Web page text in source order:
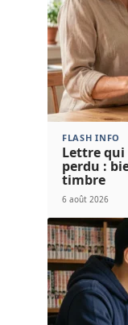
FLASH INFO
Lettre
perdu :
timbre
6 août 2026